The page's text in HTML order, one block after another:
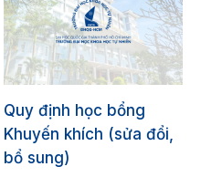
Quy định học bổng
Khuyến khích (sửa đổi,
bổ sung)